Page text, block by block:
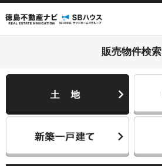
販売物件検索